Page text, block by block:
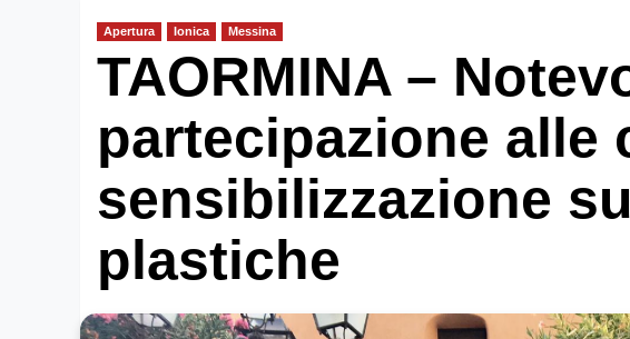
Apertura Ionica Messina
TAORMINA –
partecipazione alle
sensibilizzazione
plastiche